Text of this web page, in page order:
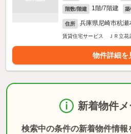
階数/階建 1階/7階建 築
住所 兵庫県尼崎市杭瀬
賃貸住宅サービス ＪＲ立
物件詳細を
新着物件
検索中の条件の新着物件情報